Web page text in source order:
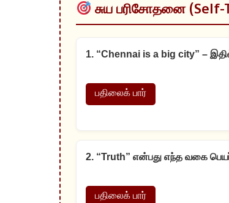
சுய பரிசோதனை
1. “Chennai is a big city” –
பதிலைக் பார்
2. “Truth” என்பது எந்த வகை
பதிலைக் பார்